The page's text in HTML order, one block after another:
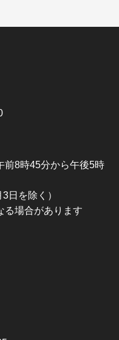
前8時45分から午後5時
日を除く）
場合があります